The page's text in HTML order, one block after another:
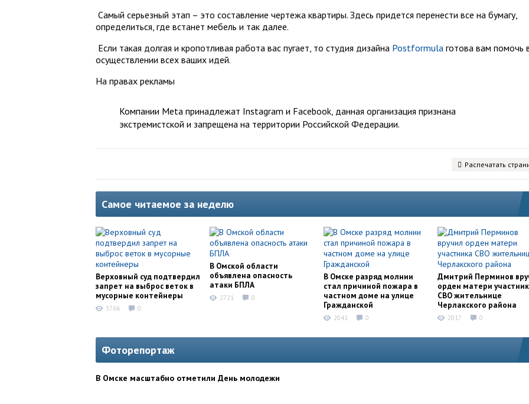
Самый серьезный этап – это составление чертежа квартиры. Здесь придется перенести все на бумагу,
определиться, где встанет мебель и так далее.
Если такая долгая и кропотливая работа вас пугает, то студия дизайна Postformula готова вам помочь
осуществлении всех ваших идей.
На правах рекламы
Компании Meta принадлежат Instagram и Facebook, данная организация признана
экстремистской и запрещена на территории Российской Федерации.
Распечатать
Самое читаемое за неделю
Верховный суд подтвердил
запрет на выброс веток в
мусорные контейнеры
3766 0
В Омской области
объявлена опасность
атаки БПЛА
2721 0
В Омске разряд молнии
стал причиной пожара в
частном доме на улице
Гражданской
2041 0
Дмитрий Перминов
орден матери
СВО жительнице
Черлакского района
2017 0
Фоторепортаж
В Омске масштабно отметили День молодежи